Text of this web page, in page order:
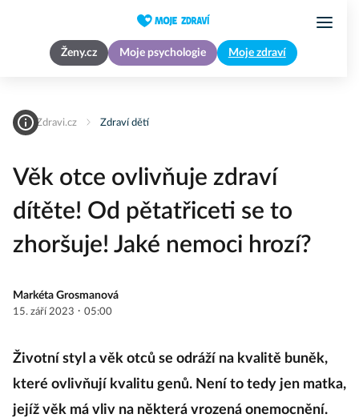
Ženy.cz Moje psychologie Moje zdraví
MojeZdravi.cz Zdraví dětí
Věk otce ovlivňuje zdraví
dítěte! Od pětatřiceti se to
zhoršuje! Jaké nemoci hrozí?
Markéta Grosmanová
15. září 2023 · 05:00
Životní styl a věk otců se odráží na kvalitě buněk,
které ovlivňují kvalitu genů. Není to tedy jen matka,
jejíž věk má vliv na některá vrozená onemocnění.